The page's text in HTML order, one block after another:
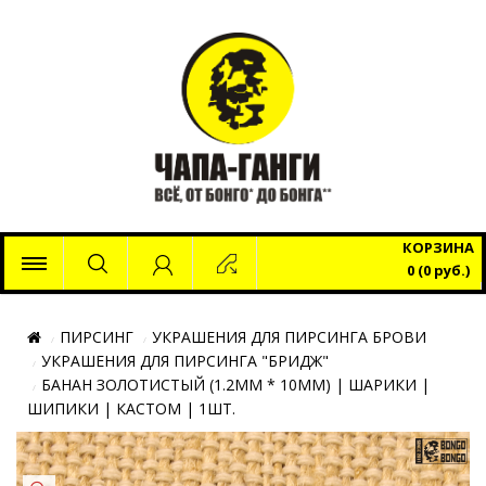
КОРЗИНА
0 (0 руб.)
ПИРСИНГ
УКРАШЕНИЯ ДЛЯ ПИРСИНГА БРОВИ
УКРАШЕНИЯ ДЛЯ ПИРСИНГА "БРИДЖ"
БАНАН ЗОЛОТИСТЫЙ (1.2ММ * 10ММ) | ШАРИКИ |
ШИПИКИ | КАСТОМ | 1ШТ.